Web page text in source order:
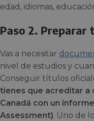
edad, idiomas,
Paso 2. Preparar
Vas a necesitar
nivel de estudios y
Conseguir títulos
tienes que acreditar a
Canadá con un
Assessment). Uno de